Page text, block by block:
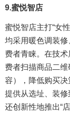
9.蜜悦智店
蜜悦智店主打“女
均采用暖色调装
费者青睐。在技术
费者扫描商品二
容），降低购买
提供从选址、装修
还创新性地推出“